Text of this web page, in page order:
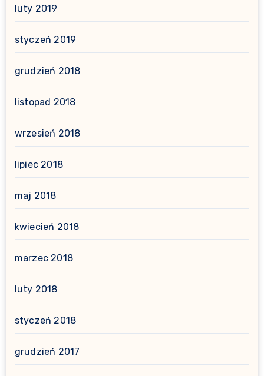
luty 2019
styczeń 2019
grudzień 2018
listopad 2018
wrzesień 2018
lipiec 2018
maj 2018
kwiecień 2018
marzec 2018
luty 2018
styczeń 2018
grudzień 2017